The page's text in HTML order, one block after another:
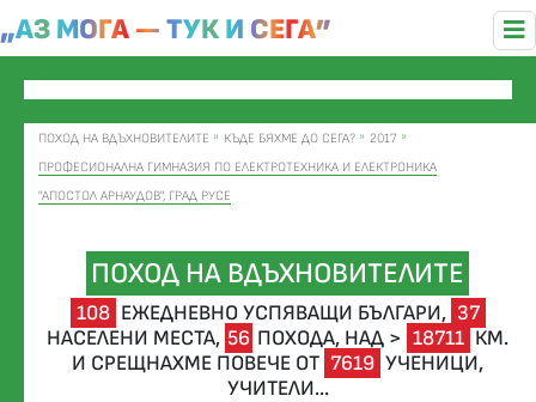
„АЗ МОГА — ТУК И СЕГА”
ПОХОД НА ВДЪХНОВИТЕЛИТЕ КЪДЕ БЯХМЕ ДО СЕГА?
2017
ПРОФЕСИОНАЛНА ГИМНАЗИЯ ПО ЕЛЕКТРОТЕХНИКА И ЕЛЕКТРОНИКА
"АПОСТОЛ АРНАУДОВ", ГРАД РУСЕ
ПОХОД НА ВДЪХНОВИТЕЛИТЕ
108 ЕЖЕДНЕВНО УСПЯВАЩИ БЪЛГАРИ, 37
НАСЕЛЕНИ МЕСТА, 56 ПОХОДА, НАД > 18711 КМ.
И СРЕЩНАХМЕ ПОВЕЧЕ ОТ 7619 УЧЕНИЦИ,
УЧИТЕЛИ...